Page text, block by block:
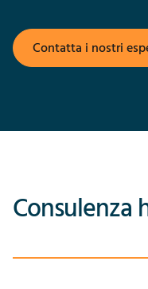
Contatta i nostri
Consulenza